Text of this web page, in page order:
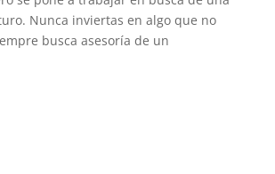
Nunca inviertas en algo que no
busca asesoría de un